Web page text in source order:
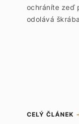
ochráníte zeď
odolává
CELÝ ČLÁNEK